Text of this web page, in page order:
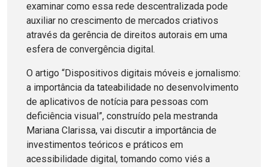
examinar como essa rede descentralizada pode
auxiliar no crescimento de mercados criativos
através da gerência de direitos autorais em uma
esfera de convergência digital.
O artigo “Dispositivos digitais móveis e jornalismo:
a importância da tateabilidade no desenvolvimento
de aplicativos de notícia para pessoas com
deficiência visual”, construído pela mestranda
Mariana Clarissa, vai discutir a importância de
investimentos teóricos e práticos em
acessibilidade digital, tomando como viés a